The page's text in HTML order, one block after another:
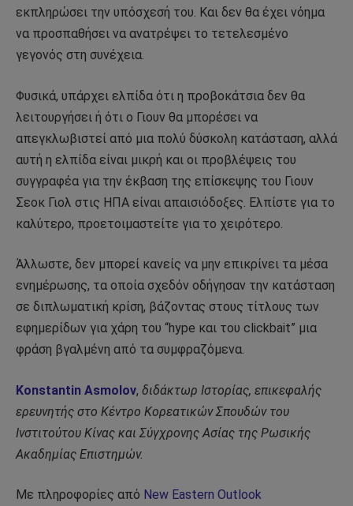
εκπληρώσει την υπόσχεσή του. Και δεν θα έχει νόημα
να προσπαθήσει να ανατρέψει το τετελεσμένο
γεγονός στη συνέχεια.
Φυσικά, υπάρχει ελπίδα ότι η προβοκάτσια δεν θα
λειτουργήσει ή ότι ο Γιουν θα μπορέσει να
απεγκλωβιστεί από μια πολύ δύσκολη κατάσταση, αλλά
αυτή η ελπίδα είναι μικρή και οι προβλέψεις του
συγγραφέα για την έκβαση της επίσκεψης του Γιουν
Σεοκ Γιολ στις ΗΠΑ είναι απαισιόδοξες. Ελπίστε για το
καλύτερο, προετοιμαστείτε για το χειρότερο.
Άλλωστε, δεν μπορεί κανείς να μην επικρίνει τα μέσα
ενημέρωσης, τα οποία σχεδόν οδήγησαν την κατάσταση
σε διπλωματική κρίση, βάζοντας στους τίτλους των
εφημερίδων για χάρη του “hype και του clickbait” μια
φράση βγαλμένη από τα συμφραζόμενα.
Konstantin Asmolov, διδάκτωρ Ιστορίας, επικεφαλής
ερευνητής στο Κέντρο Κορεατικών Σπουδών του
Ινστιτούτου Κίνας και Σύγχρονης Ασίας της Ρωσικής
Ακαδημίας Επιστημών.
Με πληροφορίες από New Eastern Outlook